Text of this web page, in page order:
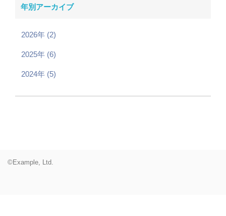
年別アーカイブ
2026年 (2)
2025年 (6)
2024年 (5)
©Example, Ltd.